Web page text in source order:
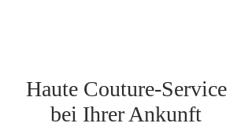
Haute Couture-Service
bei Ihrer Ankunft